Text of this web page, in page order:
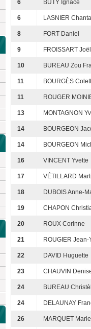
6 BUTY Ignace
6 LASNIER
8 FORT Daniel
9 FROISSART Joël
10 BUREAU Zou
11 BOURGÈS
11 ROUGER
13 MONTAGNON
14 BOURGEON
14 BOURGEON
16 VINCENT Yvette
17 VÉTILLARD
18 DUBOIS Anne-
19 CHAPON
20 ROUX Corinne
21 ROUGIER Jean-
22 DAVID Huguette
23 CHAUVIN
24 BUREAU
24 DELAUNAY
26 MARQUET